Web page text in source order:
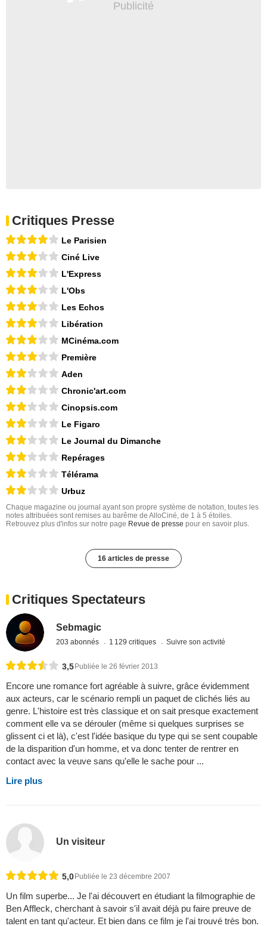
Critiques Presse
Le Parisien
Ciné Live
L'Express
L'Obs
Les Echos
Libération
MCinéma.com
Première
Aden
Chronic'art.com
Cinopsis.com
Le Figaro
Le Journal du Dimanche
Repérages
Télérama
Urbuz
Chaque magazine ou journal ayant son propre système de notation, toutes les
notes attribuées sont remises au barême de AlloCiné, de 1 à 5 étoiles.
Retrouvez plus d'infos sur notre page Revue de presse pour en savoir plus.
16 articles de presse
Critiques Spectateurs
Sebmagic
203 abonnés 1 129 critiques Suivre son activité
3,5 Publiée le 26 février 2013
Encore une romance fort agréable à suivre, grâce évidemment
aux acteurs, car le scénario rempli un paquet de clichés liés au
genre. L'histoire est très classique et on sait presque exactement
comment elle va se dérouler (même si quelques surprises se
glissent ci et là), c'est l'idée basique du type qui se sent coupable
de la disparition d'un homme, et va donc tenter de rentrer en
contact avec la veuve sans qu'elle le sache pour ...
Lire plus
Un visiteur
5,0 Publiée le 23 décembre 2007
Un film superbe... Je l'ai découvert en étudiant la filmographie de
Ben Affleck, cherchant à savoir s'il avait déjà pu faire preuve de
talent en tant qu'acteur. Et bien dans ce film je l'ai trouvé très bon.